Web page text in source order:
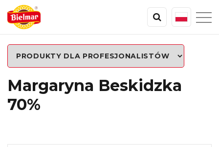
Margaryna Beskidzka
70%